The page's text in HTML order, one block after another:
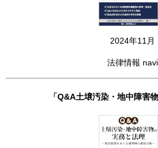
2024年11月
法律情報 navi
「Q&A土壌汚染・地中障害